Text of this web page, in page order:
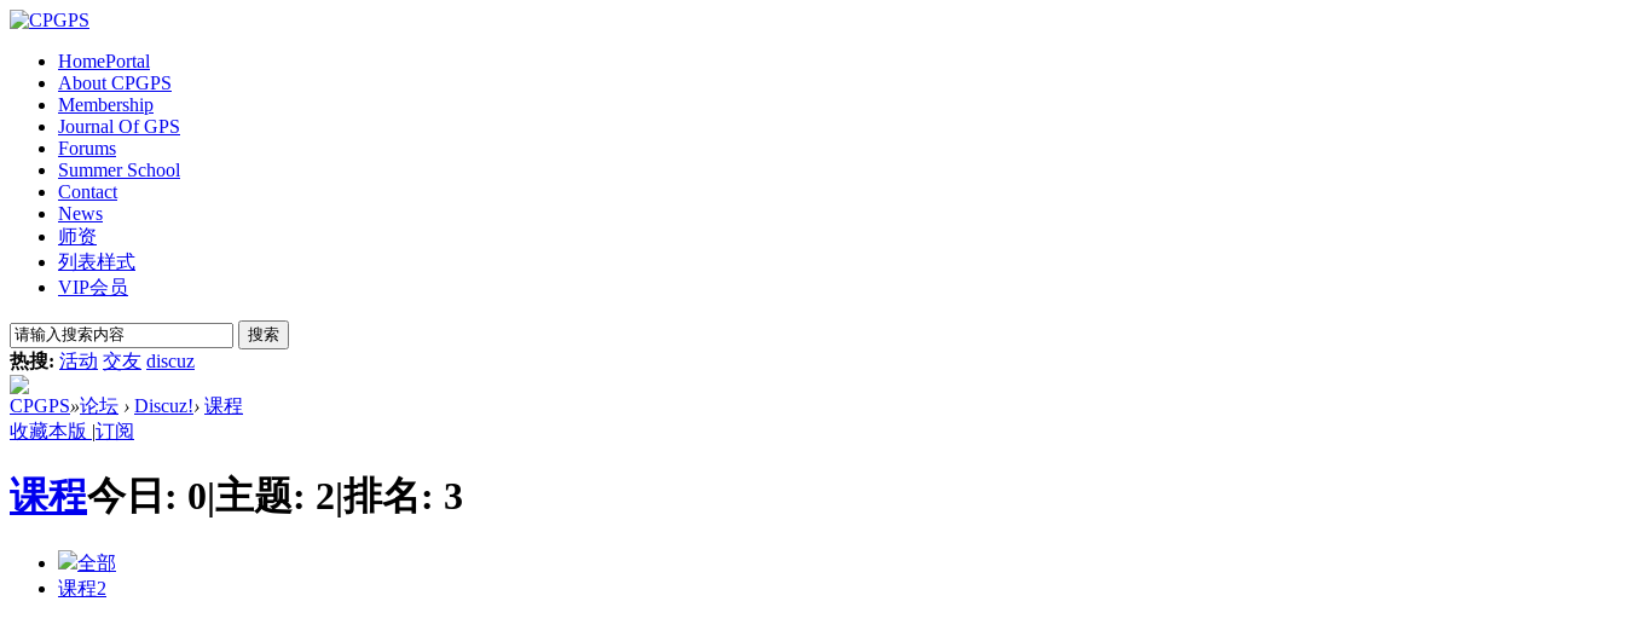
HomePortal
About CPGPS
Membership
Journal Of GPS
Forums
Summer School
Contact
News
师资
列表样式
VIP会员
搜索
热搜: 活动 交友 discuz
CPGPS»论坛 › Discuz!› 课程
收藏本版 |订阅
课程今日: 0|主题: 2|排名: 3
全部
课程2